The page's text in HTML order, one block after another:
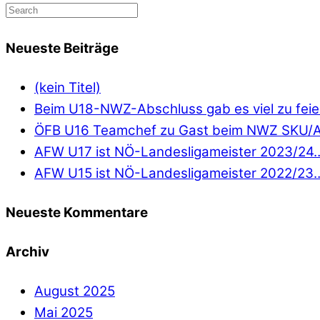
Neueste Beiträge
(kein Titel)
Beim U18-NWZ-Abschluss gab es viel zu
ÖFB U16 Teamchef zu Gast beim NWZ SKU/
AFW U17 ist NÖ-Landesligameister 2023/
AFW U15 ist NÖ-Landesligameister 2022/
Neueste Kommentare
Archiv
August 2025
Mai 2025